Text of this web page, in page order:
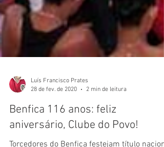
28 de fev. de 2020
2 min de leitura